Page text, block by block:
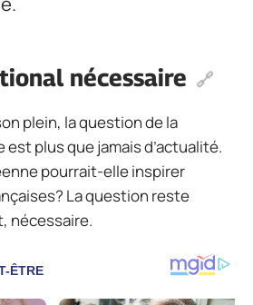
nécessaire
plein, la question de la
plus que jamais d’actualité.
pourrait-elle inspirer
La question reste
nécessaire.